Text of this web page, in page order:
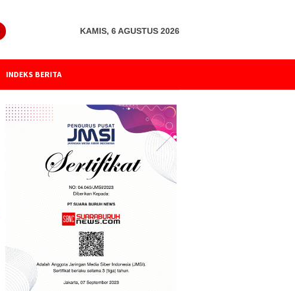
KAMIS, 6 AGUSTUS 2026
INDEKS BERITA